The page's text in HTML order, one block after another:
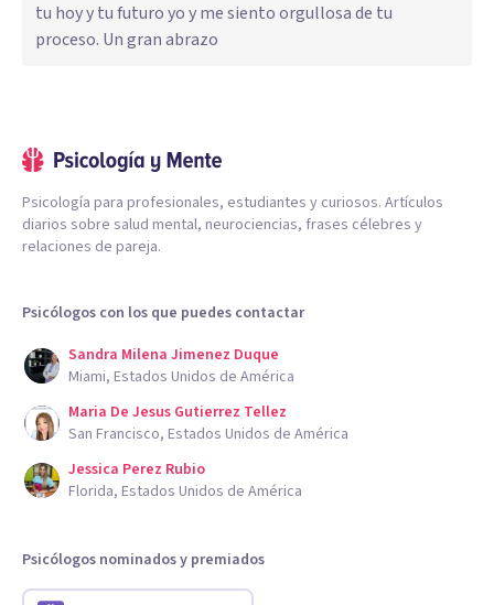
tu hoy y tu futuro yo y me siento orgullosa de tu
proceso. Un gran abrazo
Psicología para profesionales, estudiantes y curiosos. Artículos
diarios sobre salud mental, neurociencias, frases célebres y
relaciones de pareja.
Psicólogos con los que puedes contactar
Sandra Milena Jimenez Duque
Miami, Estados Unidos de América
Maria De Jesus Gutierrez Tellez
San Francisco, Estados Unidos de América
Jessica Perez Rubio
Florida, Estados Unidos de América
Psicólogos nominados y premiados